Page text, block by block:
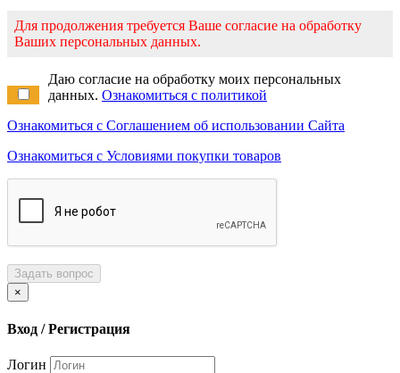
Для продолжения требуется Ваше согласие на обработку
Ваших персональных данных.
Даю согласие на обработку моих персональных
данных. Ознакомиться с политикой
Ознакомиться с Соглашением об использовании Сайта
Ознакомиться с Условиями покупки товаров
Задать вопрос
×
Вход / Регистрация
Логин